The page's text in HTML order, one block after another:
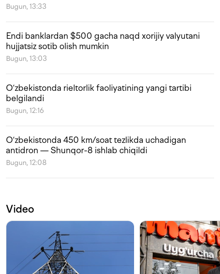
Bugun, 13:33
Endi banklardan $500 gacha naqd xorijiy valyutani
hujjatsiz sotib olish mumkin
Bugun, 13:03
O‘zbekistonda rieltorlik faoliyatining yangi tartibi
belgilandi
Bugun, 12:16
O‘zbekistonda 450 km/soat tezlikda uchadigan
antidron — Shunqor-8 ishlab chiqildi
Bugun, 12:08
Video